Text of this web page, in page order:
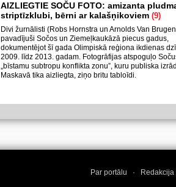
AIZLIEGTIE SOČU FOTO: amizanta
striptīzklubi, bērni ar kalašņikoviem (9)
Divi žurnālisti (Robs Hornstra un Arnolds Van
pavadījuši Sočos un Ziemeļkaukāzā piecus gadus,
dokumentējot šī gada Olimpiskā reģiona ikdienas
2009. līdz 2013. gadam. Fotogrāfijas atspoguļo
„bīstamu subtropu konflikta zonu”, kuru publiska
Maskavā tika aizliegta, ziņo britu tabloīdi.
Par portālu · Redakcija